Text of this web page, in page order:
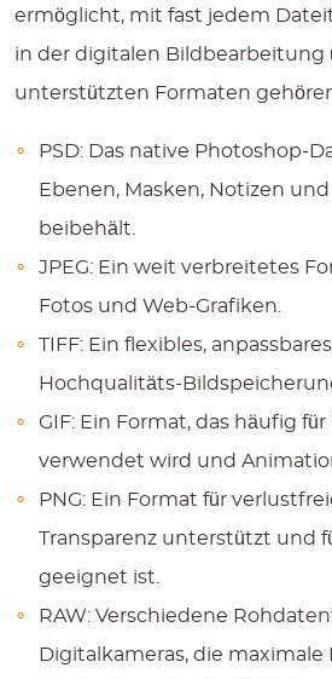
ermöglicht, mit fast jedem
in der digitalen Bildbearbeitung
unterstützten Formaten
PSD: Das native Photoshop-
Ebenen, Masken, Notizen
beibehält.
JPEG: Ein weit verbreitetes
Fotos und Web-Grafiken.
TIFF: Ein flexibles,
Hochqualitäts-
GIF: Ein Format, das häufig
verwendet wird und
PNG: Ein Format für
Transparenz unterstützt und
geeignet ist.
RAW: Verschiedene
Digitalkameras, die